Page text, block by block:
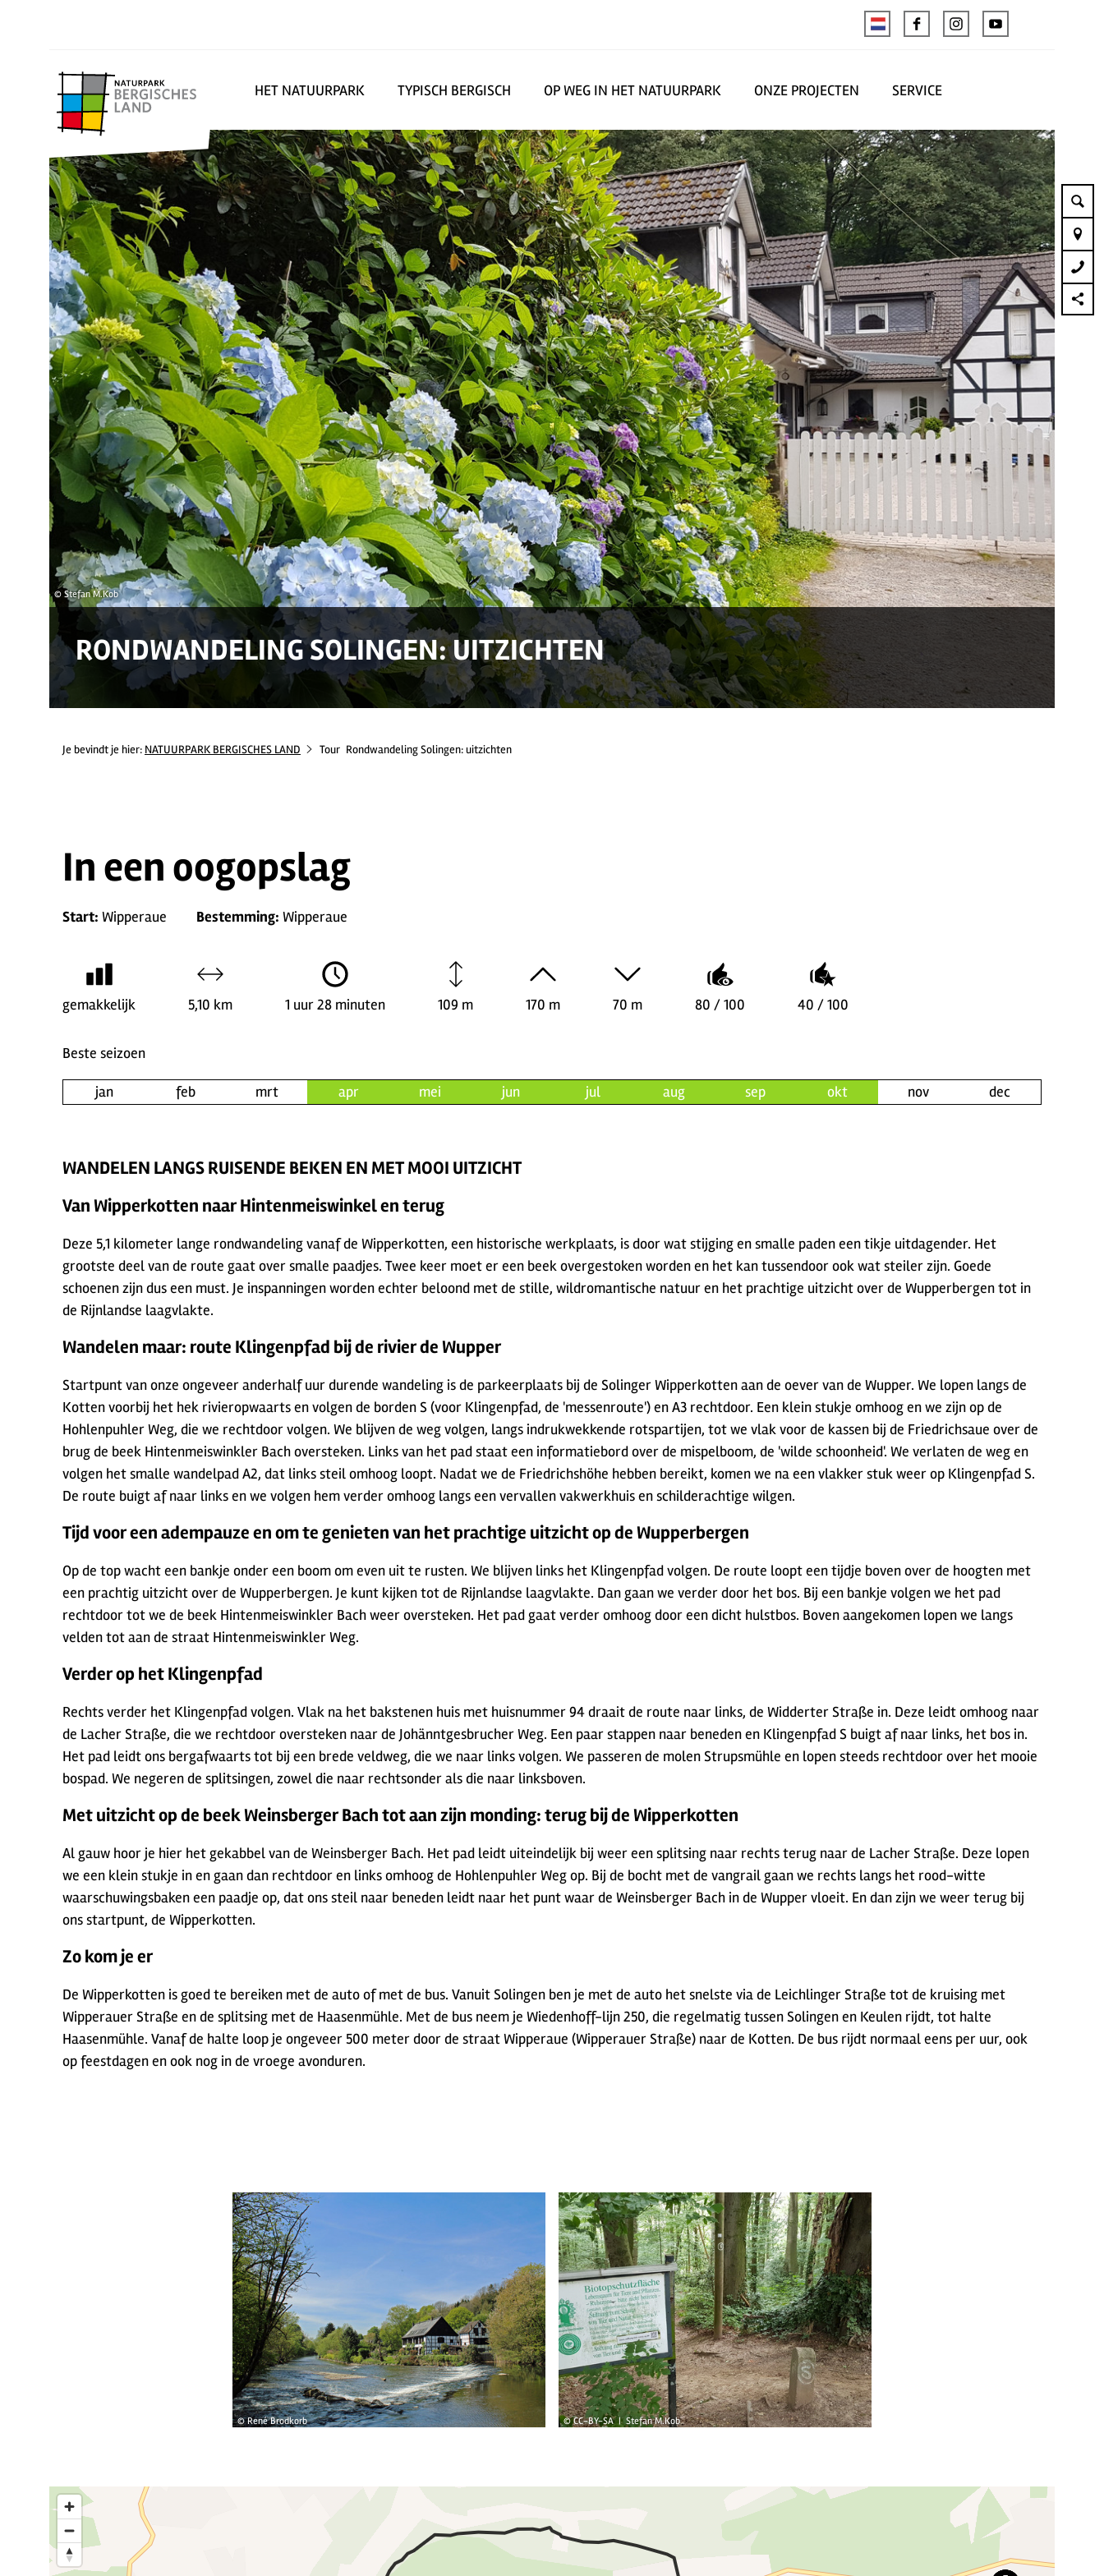
HET NATUURPARK TYPISCH BERGISCH OP WEG IN HET NATUURPARK ONZE PROJECTEN SERVICE
© Stefan M.Kob
RONDWANDELING SOLINGEN: UITZICHTEN
Je bevindt je hier: NATUURPARK BERGISCHES LAND Tour Rondwandeling Solingen: uitzichten
In een oogopslag
Start: Wipperaue Bestemming: Wipperaue
gemakkelijk 5,10 km 1 uur 28 minuten 109 m 170 m 70 m 80 / 100 40 / 100
Beste seizoen
jan feb mrt apr mei jun jul aug sep okt nov dec
WANDELEN LANGS RUISENDE BEKEN EN MET MOOI UITZICHT
Van Wipperkotten naar Hintenmeiswinkel en terug
Deze 5,1 kilometer lange rondwandeling vanaf de Wipperkotten, een historische werkplaats, is door wat stijging en smalle paden een tikje uitdagender. Het
grootste deel van de route gaat over smalle paadjes. Twee keer moet er een beek overgestoken worden en het kan tussendoor ook wat steiler zijn. Goede
schoenen zijn dus een must. Je inspanningen worden echter beloond met de stille, wildromantische natuur en het prachtige uitzicht over de Wupperbergen tot in
de Rijnlandse laagvlakte.
Wandelen maar: route Klingenpfad bij de rivier de Wupper
Startpunt van onze ongeveer anderhalf uur durende wandeling is de parkeerplaats bij de Solinger Wipperkotten aan de oever van de Wupper. We lopen langs de
Kotten voorbij het hek rivieropwaarts en volgen de borden S (voor Klingenpfad, de 'messenroute') en A3 rechtdoor. Een klein stukje omhoog en we zijn op de
Hohlenpuhler Weg, die we rechtdoor volgen. We blijven de weg volgen, langs indrukwekkende rotspartijen, tot we vlak voor de kassen bij de Friedrichsaue over de
brug de beek Hintenmeiswinkler Bach oversteken. Links van het pad staat een informatiebord over de mispelboom, de 'wilde schoonheid'. We verlaten de weg en
volgen het smalle wandelpad A2, dat links steil omhoog loopt. Nadat we de Friedrichshöhe hebben bereikt, komen we na een vlakker stuk weer op Klingenpfad S.
De route buigt af naar links en we volgen hem verder omhoog langs een vervallen vakwerkhuis en schilderachtige wilgen.
Tijd voor een adempauze en om te genieten van het prachtige uitzicht op de Wupperbergen
Op de top wacht een bankje onder een boom om even uit te rusten. We blijven links het Klingenpfad volgen. De route loopt een tijdje boven over de hoogten met
een prachtig uitzicht over de Wupperbergen. Je kunt kijken tot de Rijnlandse laagvlakte. Dan gaan we verder door het bos. Bij een bankje volgen we het pad
rechtdoor tot we de beek Hintenmeiswinkler Bach weer oversteken. Het pad gaat verder omhoog door een dicht hulstbos. Boven aangekomen lopen we langs
velden tot aan de straat Hintenmeiswinkler Weg.
Verder op het Klingenpfad
Rechts verder het Klingenpfad volgen. Vlak na het bakstenen huis met huisnummer 94 draait de route naar links, de Widderter Straße in. Deze leidt omhoog naar
de Lacher Straße, die we rechtdoor oversteken naar de Johänntgesbrucher Weg. Een paar stappen naar beneden en Klingenpfad S buigt af naar links, het bos in.
Het pad leidt ons bergafwaarts tot bij een brede veldweg, die we naar links volgen. We passeren de molen Strupsmühle en lopen steeds rechtdoor over het mooie
bospad. We negeren de splitsingen, zowel die naar rechtsonder als die naar linksboven.
Met uitzicht op de beek Weinsberger Bach tot aan zijn monding: terug bij de Wipperkotten
Al gauw hoor je hier het gekabbel van de Weinsberger Bach. Het pad leidt uiteindelijk bij weer een splitsing naar rechts terug naar de Lacher Straße. Deze lopen
we een klein stukje in en gaan dan rechtdoor en links omhoog de Hohlenpuhler Weg op. Bij de bocht met de vangrail gaan we rechts langs het rood-witte
waarschuwingsbaken een paadje op, dat ons steil naar beneden leidt naar het punt waar de Weinsberger Bach in de Wupper vloeit. En dan zijn we weer terug bij
ons startpunt, de Wipperkotten.
Zo kom je er
De Wipperkotten is goed te bereiken met de auto of met de bus. Vanuit Solingen ben je met de auto het snelste via de Leichlinger Straße tot de kruising met
Wipperauer Straße en de splitsing met de Haasenmühle. Met de bus neem je Wiedenhoff-lijn 250, die regelmatig tussen Solingen en Keulen rijdt, tot halte
Haasenmühle. Vanaf de halte loop je ongeveer 500 meter door de straat Wipperaue (Wipperauer Straße) naar de Kotten. De bus rijdt normaal eens per uur, ook
op feestdagen en ook nog in de vroege avonduren.
© René Brodkorb © CC-BY-SA | Stefan M.Kob